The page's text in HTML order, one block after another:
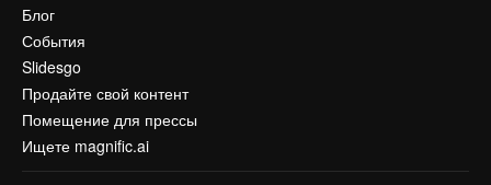
Блог
События
Slidesgo
Продайте свой контент
Помещение для прессы
Ищете magnific.ai